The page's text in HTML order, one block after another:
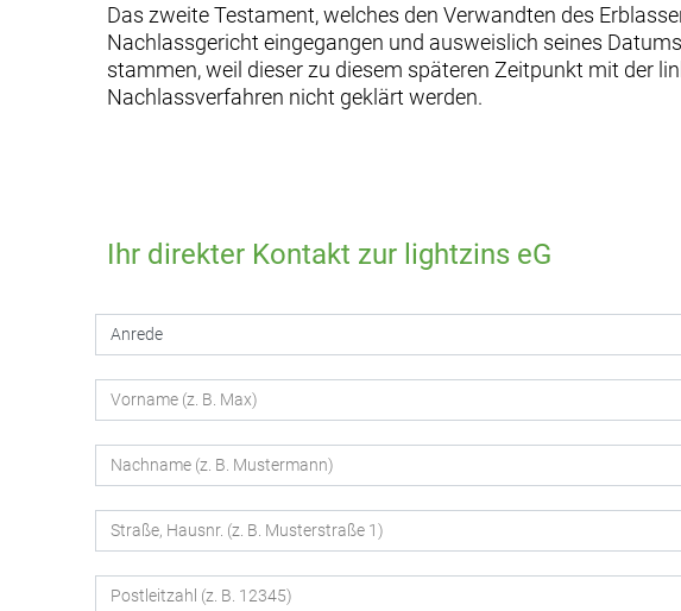
Das zweite Testament, welches den Verwandten des
Nachlassgericht eingegangen und ausweislich seines
stammen, weil dieser zu diesem späteren Zeitpunkt mit der
Nachlassverfahren nicht geklärt werden.
Ihr direkter Kontakt zur lightzins eG